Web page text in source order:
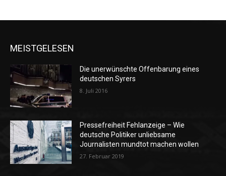
MEISTGELESEN
Die unerwünschte Offenbarung eines
deutschen Syrers
8. Juli 2016
Pressefreiheit Fehlanzeige – Wie
deutsche Politiker unliebsame
Journalisten mundtot machen wollen
27. Februar 2019